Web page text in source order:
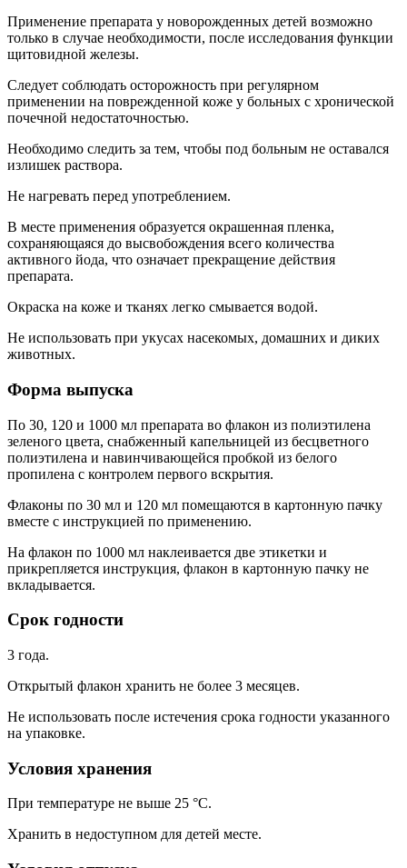
Применение препарата у новорожденных детей возможно
только в случае необходимости, после исследования функции
щитовидной железы.
Следует соблюдать осторожность при регулярном
применении на поврежденной коже у больных с хронической
почечной недостаточностью.
Необходимо следить за тем, чтобы под больным не оставался
излишек раствора.
Не нагревать перед употреблением.
В месте применения образуется окрашенная пленка,
сохраняющаяся до высвобождения всего количества
активного йода, что означает прекращение действия
препарата.
Окраска на коже и тканях легко смывается водой.
Не использовать при укусах насекомых, домашних и диких
животных.
Форма выпуска
По 30, 120 и 1000 мл препарата во флакон из полиэтилена
зеленого цвета, снабженный капельницей из бесцветного
полиэтилена и навинчивающейся пробкой из белого
пропилена с контролем первого вскрытия.
Флаконы по 30 мл и 120 мл помещаются в картонную пачку
вместе с инструкцией по применению.
На флакон по 1000 мл наклеивается две этикетки и
прикрепляется инструкция, флакон в картонную пачку не
вкладывается.
Срок годности
3 года.
Открытый флакон хранить не более 3 месяцев.
Не использовать после истечения срока годности указанного
на упаковке.
Условия хранения
При температуре не выше 25 °С.
Хранить в недоступном для детей месте.